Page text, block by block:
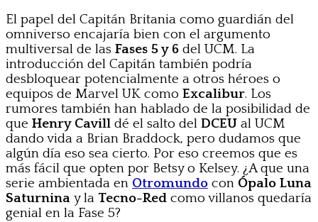
El papel del Capitán Britania como guardián del
omniverso encajaría bien con el argumento
multiversal de las Fases 5 y 6 del UCM. La
introducción del Capitán también podría
desbloquear potencialmente a otros héroes o
equipos de Marvel UK como Excalibur. Los
rumores también han hablado de la posibilidad de
que Henry Cavill dé el salto del DCEU al UCM
dando vida a Brian Braddock, pero dudamos que
algún día eso sea cierto. Por eso creemos que es
más fácil que opten por Betsy o Kelsey. ¿A que una
serie ambientada en Otromundo con Ópalo Luna
Saturnina y la Tecno-Red como villanos quedaría
genial en la Fase 5?